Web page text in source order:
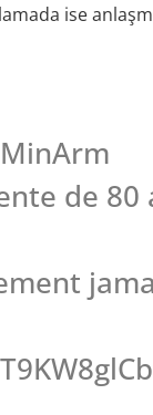
ise
de 80